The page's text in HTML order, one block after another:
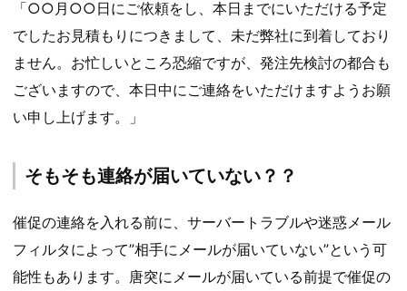
「○○月○○日にご依頼をし、本日までにいただける予定
でしたお見積もりにつきまして、未だ弊社に到着しており
ません。お忙しいところ恐縮ですが、発注先検討の都合も
ございますので、本日中にご連絡をいただけますようお願
い申し上げます。」
そもそも連絡が届いていない？？
催促の連絡を入れる前に、サーバートラブルや迷惑メール
フィルタによって”相手にメールが届いていない”という可
能性もあります。唐突にメールが届いている前提で催促の